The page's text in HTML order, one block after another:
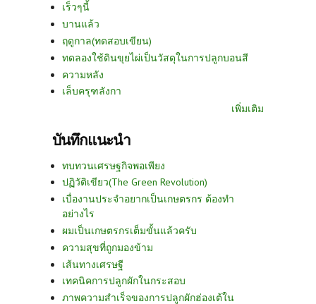
เร็วๆนี้
บานแล้ว
ฤดูกาล(ทดสอบเขียน)
ทดลองใช้ดินขุยไผ่เป็นวัสดุในการปลูกบอนสี
ความหลัง
เล็บครุฑลังกา
เพิ่มเติม
บันทึกแนะนำ
ทบทวนเศรษฐกิจพอเพียง
ปฏิวัติเขียว(The Green Revolution)
เบื่องานประจำอยากเป็นเกษตรกร ต้องทำ
อย่างไร
ผมเป็นเกษตรกรเต็มขั้นแล้วครับ
ความสุขที่ถูกมองข้าม
เส้นทางเศรษฐี
เทคนิคการปลูกผักในกระสอบ
ภาพความสำเร็จของการปลูกผักฮ่องเต้ใน